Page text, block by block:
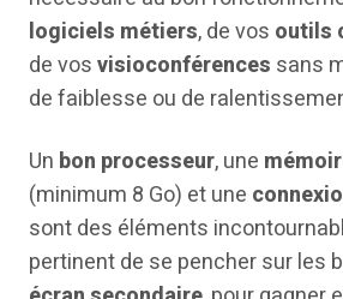
logiciels métiers, de vos outils
de vosvisioconférences sans
de faiblesse ou de
Un bon processeur, une
(minimum 8 Go) et une
sont des éléments
pertinent de se pencher sur les